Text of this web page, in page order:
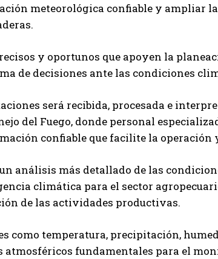
meteorológica confiable y ampliar
y oportunos que apoyen la
de decisiones ante las condiciones
será recibida, procesada e
del Fuego, donde personal
confiable que facilite la
análisis más detallado de las
climática para el sector
de las actividades productivas.
como temperatura, precipitación,
fundamentales para el